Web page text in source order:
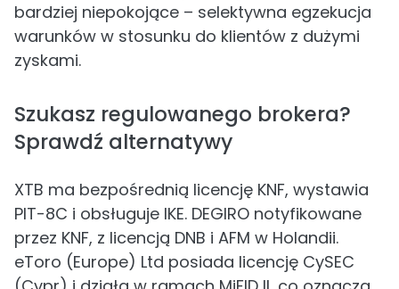
bardziej niepokojące – selektywna egzekucja
warunków w stosunku do klientów z dużymi
zyskami.
Szukasz regulowanego brokera?
Sprawdź alternatywy
XTB ma bezpośrednią licencję KNF, wystawia
PIT-8C i obsługuje IKE. DEGIRO notyfikowane
przez KNF, z licencją DNB i AFM w Holandii.
eToro (Europe) Ltd posiada licencję CySEC